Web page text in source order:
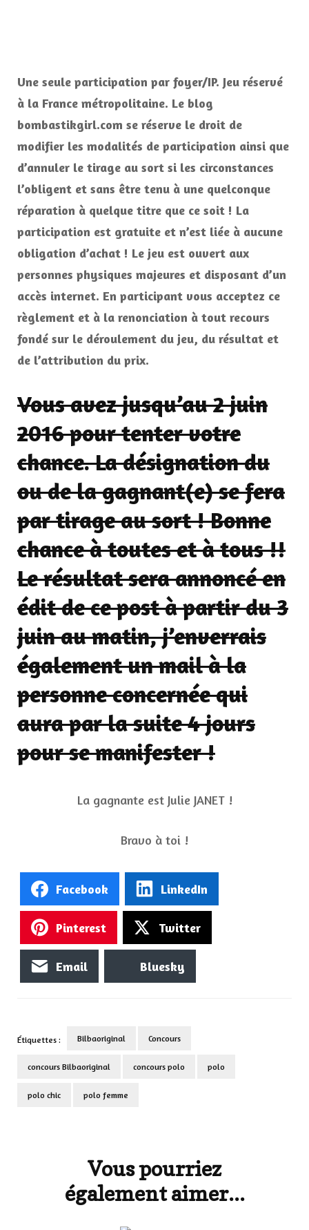
Une seule participation par foyer/IP. Jeu réservé
à la France métropolitaine. Le blog
bombastikgirl.com se réserve le droit de
modifier les modalités de participation ainsi que
d’annuler le tirage au sort si les circonstances
l’obligent et sans être tenu à une quelconque
réparation à quelque titre que ce soit ! La
participation est gratuite et n’est liée à aucune
obligation d’achat ! Le jeu est ouvert aux
personnes physiques majeures et disposant d’un
accès internet. En participant vous acceptez ce
règlement et à la renonciation à tout recours
fondé sur le déroulement du jeu, du résultat et
de l’attribution du prix.
Vous avez jusqu’au 2 juin
2016 pour tenter votre
chance. La désignation du
ou de la gagnant(e) se fera
par tirage au sort ! Bonne
chance à toutes et à tous !!
Le résultat sera annoncé en
édit de ce post à partir du 3
juin au matin, j’enverrais
également un mail à la
personne concernée qui
aura par la suite 4 jours
pour se manifester !
La gagnante est Julie JANET !
Bravo à toi !
Facebook LinkedIn
Pinterest Twitter
Email Bluesky
Étiquettes : Bilbaoriginal Concours
concours Bilbaoriginal concours polo polo
polo chic polo femme
Vous pourriez
également aimer...